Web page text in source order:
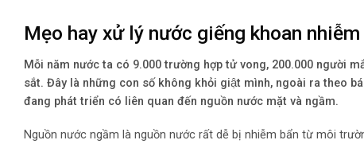
Mẹo hay xử lý nước giếng khoan
Mỗi năm nước ta có 9.000 trường hợp tử vong, 200.000 người
sắt. Đây là những con số không khỏi giật mình, ngoài ra theo
đang phát triển có liên quan đến nguồn nước mặt và ngầm.
Nguồn nước ngầm là nguồn nước rất dễ bị nhiễm bẩn từ môi